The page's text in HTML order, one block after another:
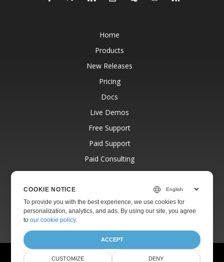
Home
Products
New Releases
Pricing
Docs
Live Demos
Free Support
Paid Support
Paid Consulting
Blog
About
© Aspose Pty Ltd 2001-2026. All Rights Reserved.
COOKIE NOTICE
To provide you with the best experience, we use cookies for
personalization, analytics, and ads. By using our site, you agree
toour cookie policy.
ACCEPT
CUSTOMIZE DENY